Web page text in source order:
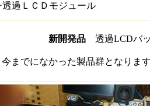
透過ＬＣＤモジュール
新開発品透過LCDバッ
今までになかった製品群となりま